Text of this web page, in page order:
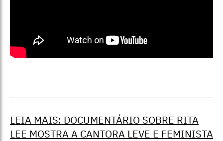
LEIA MAIS: DOCUMENTÁRIO SOBRE RITA
LEE MOSTRA A CANTORA LEVE E FEMINISTA